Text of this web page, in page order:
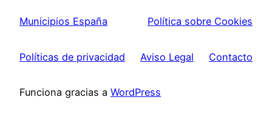
Municipios España Política sobre Cookies
Políticas de privacidad Aviso Legal Contacto
Funciona gracias a WordPress